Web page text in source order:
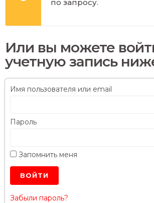
по запросу.
Или вы можете
учетную запись
Имя пользователя или email
Пароль
Запомнить меня
Забыли пароль?